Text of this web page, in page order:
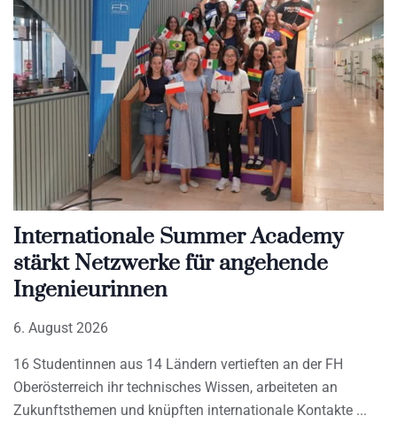
Internationale Summer Academy
stärkt Netzwerke für angehende
Ingenieurinnen
6. August 2026
16 Studentinnen aus 14 Ländern vertieften an der FH
Oberösterreich ihr technisches Wissen, arbeiteten an
Zukunftsthemen und knüpften internationale Kontakte